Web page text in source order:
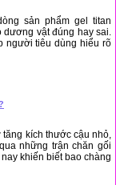
sản phẩm gel titan
dương vật đúng hay sai.
người tiêu dùng hiểu rõ
tăng kích thước cậu nhỏ,
những trận chăn gối
khiến biết bao chàng